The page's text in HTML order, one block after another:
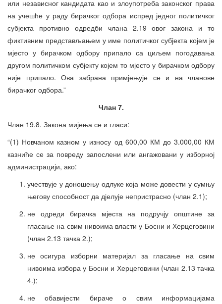
или независног кандидата као и злоупотреба законског права
на учешће у раду бирачког одбора испред једног политичког
субјекта противно одредби члана 2.19 овог закона и то
фиктивним представљањем у име политичког субјекта којем је
мјесто у бирачком одбору припало са циљем погодавања
другом политичком субјекту којем то мјесто у бирачком одбору
није припало. Ова забрана примјењује се и на чланове
бирачког одбора.”
Члан 7.
Члан 19.8. Закона мијења се и гласи:
“(1) Новчаном казном у износу од 600,00 КМ до 3.000,00 КМ
казниће се за повреду запослени или ангажовани у изборној
администрацији, ако:
учествује у доношењу одлуке која може довести у сумњу
његову способност да дјелује непристрасно (члан 2.1);
не одреди бирачка мјеста на подручју општине за
гласање на свим нивоима власти у Босни и Херцеговини
(члан 2.13 тачка 2.);
не осигура изборни материјал за гласање на свим
нивоима избора у Босни и Херцеговини (члан 2.13 тачка
4.);
не обавијести бираче о свим информацијама